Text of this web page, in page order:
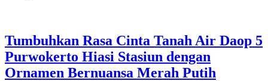
Tumbuhkan Rasa Cinta Tanah Air Daop 5
Purwokerto Hiasi Stasiun dengan
Ornamen Bernuansa Merah Putih